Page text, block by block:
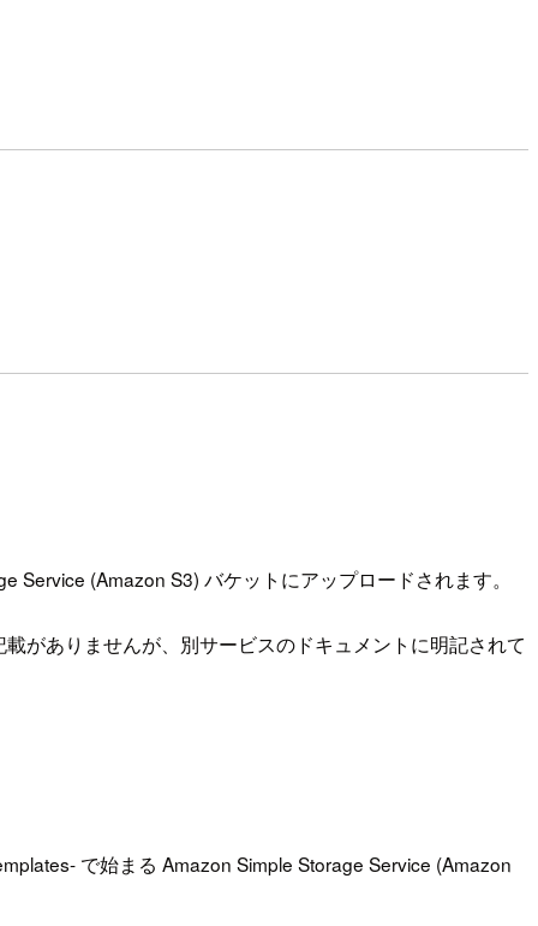
(Amazon S3) バケットにアップロードされます。
がありませんが、別サービスのドキュメントに明記されて
で始まる Amazon Simple Storage Service (Amazon